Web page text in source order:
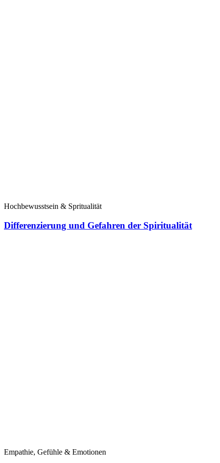
Hochbewusstsein & Spritualität
Differenzierung und Gefahren der Spiritualität
Empathie, Gefühle & Emotionen